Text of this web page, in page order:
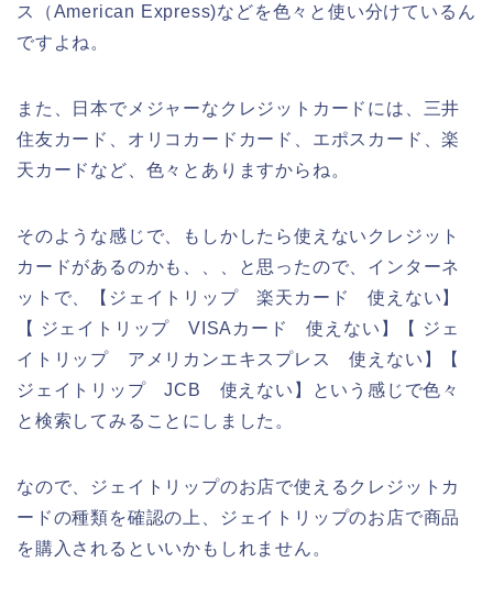
ス（American Express)などを色々と使い分けているん
ですよね。
また、日本でメジャーなクレジットカードには、三井
住友カード、オリコカードカード、エポスカード、楽
天カードなど、色々とありますからね。
そのような感じで、もしかしたら使えないクレジット
カードがあるのかも、、、と思ったので、インターネ
ットで、【ジェイトリップ 楽天カード 使えない】
【 ジェイトリップ VISAカード 使えない】【 ジェ
イトリップ アメリカンエキスプレス 使えない】【
ジェイトリップ JCB 使えない】という感じで色々
と検索してみることにしました。
なので、ジェイトリップのお店で使えるクレジットカ
ードの種類を確認の上、ジェイトリップのお店で商品
を購入されるといいかもしれません。